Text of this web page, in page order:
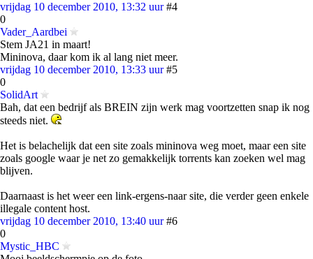
vrijdag 10 december 2010, 13:32 uur #4
0
Vader_Aardbei
Stem JA21 in maart!
Mininova, daar kom ik al lang niet meer.
vrijdag 10 december 2010, 13:33 uur #5
0
SolidArt
Bah, dat een bedrijf als BREIN zijn werk mag voortzetten snap ik nog
steeds niet.
Het is belachelijk dat een site zoals mininova weg moet, maar een site
zoals google waar je net zo gemakkelijk torrents kan zoeken wel mag
blijven.
Daarnaast is het weer een link-ergens-naar site, die verder geen enkele
illegale content host.
vrijdag 10 december 2010, 13:40 uur #6
0
Mystic_HBC